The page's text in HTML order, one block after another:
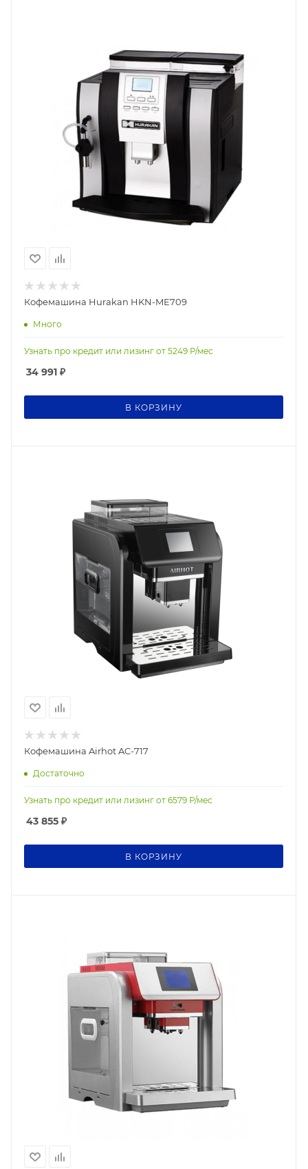
Кофемашина Hurakan HKN-ME709
Много
Узнать про кредит или лизинг от 5249 Р/мес
34 991 ₽
В КОРЗИНУ
Кофемашина Airhot AC-717
Достаточно
Узнать про кредит или лизинг от 6579 Р/мес
43 855 ₽
В КОРЗИНУ